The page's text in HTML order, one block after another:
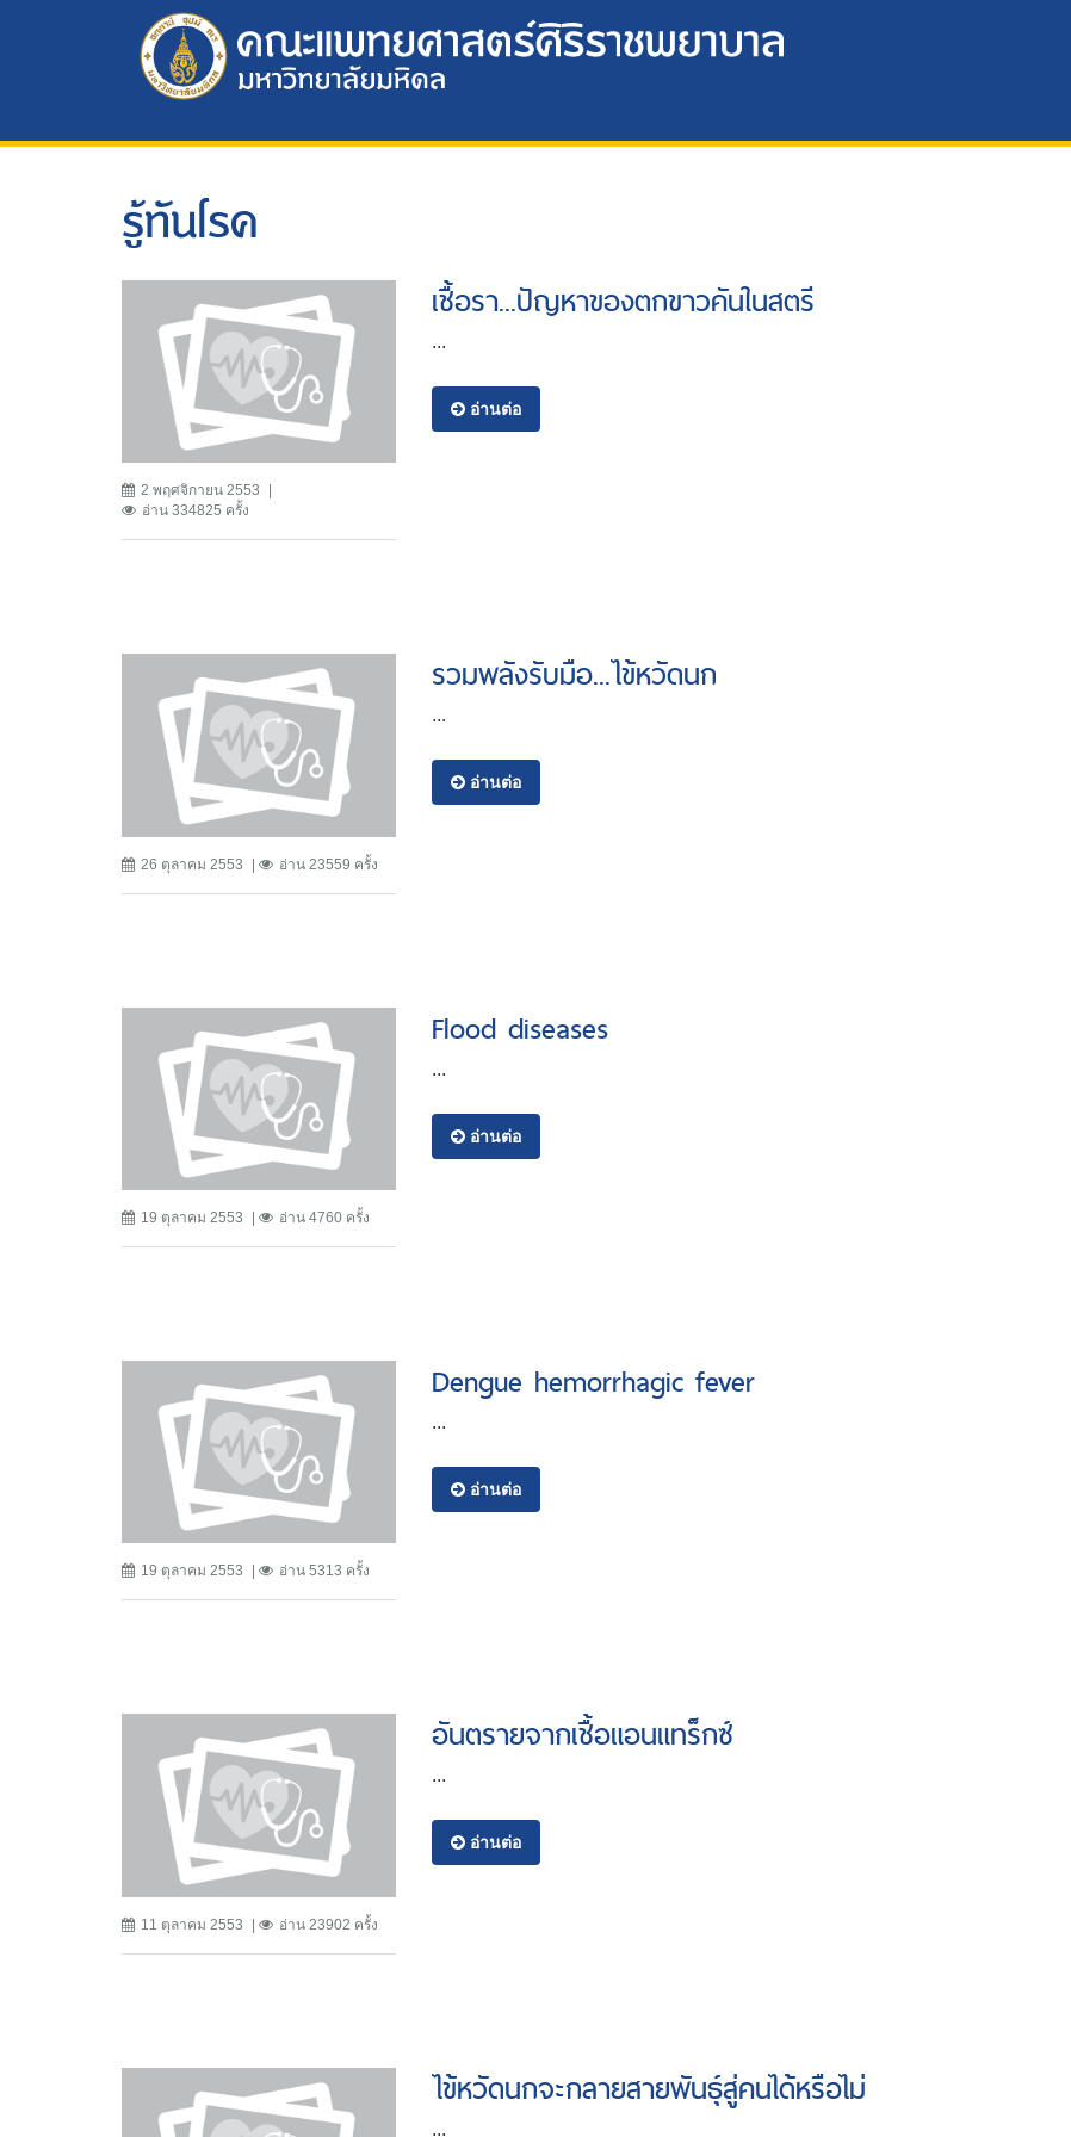
รู้ทันโรค
2 พฤศจิกายน 2553
อ่าน 334825 ครั้ง
เชื้อรา...ปัญหาของตกขาวคันในสตรี
...
อ่านต่อ
26 ตุลาคม 2553 อ่าน 23559 ครั้ง
รวมพลังรับมือ...ไข้หวัดนก
...
อ่านต่อ
19 ตุลาคม 2553 อ่าน 4760 ครั้ง
Flood diseases
...
อ่านต่อ
19 ตุลาคม 2553 อ่าน 5313 ครั้ง
Dengue hemorrhagic fever
...
อ่านต่อ
11 ตุลาคม 2553 อ่าน 23902 ครั้ง
อันตรายจากเชื้อแอนแทร็กซ์
...
อ่านต่อ
ไข้หวัดนกจะกลายสายพันธุ์สู่คนได้หรือไม่
...